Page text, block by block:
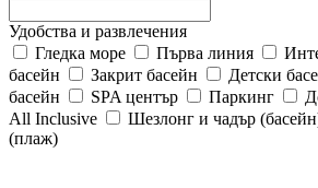
Удобства и развлечения
Гледка море
Първа линия
басейн
Закрит басейн Детски
басейн
SPA център Паркинг
All Inclusive
Шезлонг и чадър
(плаж)